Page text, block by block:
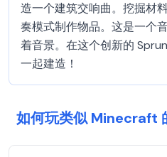
造一个建筑交响曲。挖掘材
奏模式制作物品。这是一个
着音景。在这个创新的
一起建造！
如何玩类似 Minecraft